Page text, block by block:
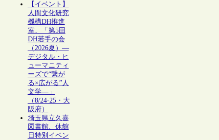
【イベント】
人間文化研究
機構DH推進
室、「第5回
DH若手の会
（2026夏）―
デジタル・ヒ
ューマニティ
ーズで“繋が
る×広がる”人
文学―」
（8/24-25・大
阪府）
埼玉県立久喜
図書館、休館
日特別イベン